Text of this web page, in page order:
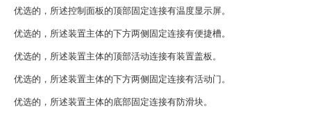
优选的，所述控制面板的顶部固定连接有温度显示屏。
优选的，所述装置主体的下方两侧固定连接有便捷槽。
优选的，所述装置主体的顶部活动连接有装置盖板。
优选的，所述装置主体的下方两侧固定连接有活动门。
优选的，所述装置主体的底部固定连接有防滑块。